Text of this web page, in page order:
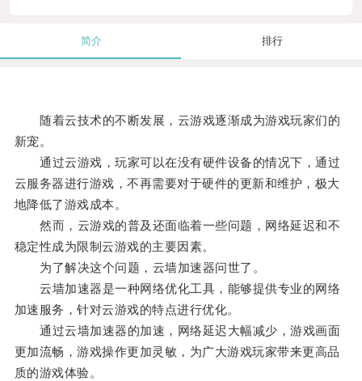
简介 排行
随着云技术的不断发展，云游戏逐渐成为游戏玩家们的
新宠。
通过云游戏，玩家可以在没有硬件设备的情况下，通过
云服务器进行游戏，不再需要对于硬件的更新和维护，极大
地降低了游戏成本。
然而，云游戏的普及还面临着一些问题，网络延迟和不
稳定性成为限制云游戏的主要因素。
为了解决这个问题，云墙加速器问世了。
云墙加速器是一种网络优化工具，能够提供专业的网络
加速服务，针对云游戏的特点进行优化。
通过云墙加速器的加速，网络延迟大幅减少，游戏画面
更加流畅，游戏操作更加灵敏，为广大游戏玩家带来更高品
质的游戏体验。